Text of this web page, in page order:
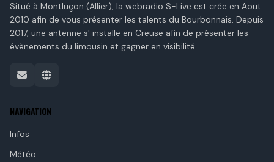
Situé à Montluçon (Allier), la webradio S-Live est crée en Aout
2010 afin de vous présenter les talents du Bourbonnais. Depuis
2017, une antenne s' installe en Creuse afin de présenter les
évènements du limousin et gagner en visibilité.
NAVIGATION
Infos
Météo